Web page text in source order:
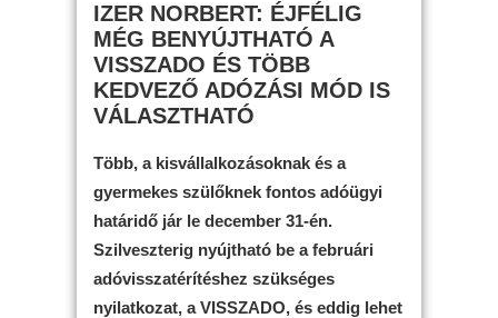
IZER NORBERT: ÉJFÉLIG
MÉG BENYÚJTHATÓ A
VISSZADO ÉS TÖBB
KEDVEZŐ ADÓZÁSI MÓD IS
VÁLASZTHATÓ
Több, a kisvállalkozásoknak és a
gyermekes szülőknek fontos adóügyi
határidő jár le december 31-én.
Szilveszterig nyújtható be a februári
adóvisszatérítéshez szükséges
nyilatkozat, a VISSZADO, és eddig lehet